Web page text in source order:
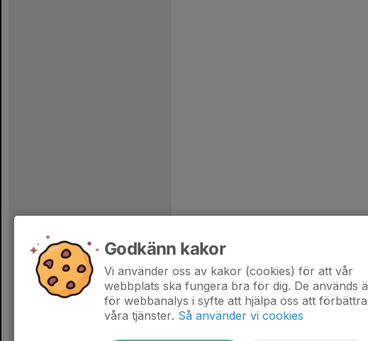
Godkänn kakor
Vi använder oss av kakor (cookies) för att vår
webbplats ska fungera bra för dig. De används
för webbanalys i syfte att hjälpa oss att förbättra
våra tjänster. Så använder vi cookies